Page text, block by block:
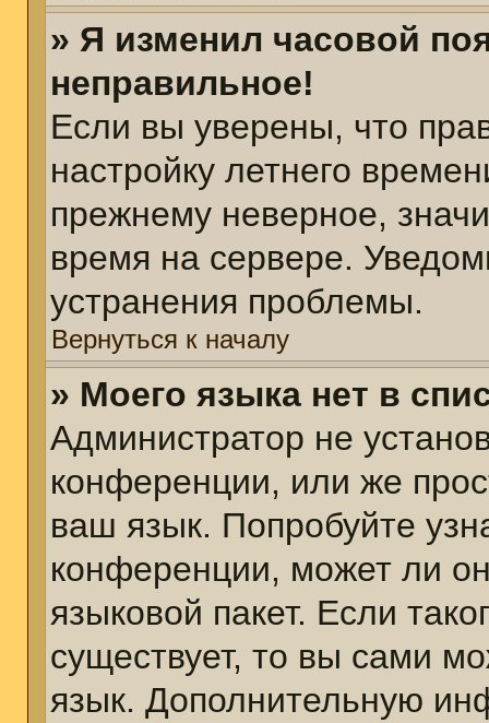
» Я изменил часовой
неправильное!
Если вы уверены, что
настройку летнего
прежнему неверное,
время на сервере.
устранения проблемы.
Вернуться к началу
» Моего языка нет в
Администратор не
конференции, или же
ваш язык. Попробуйте
конференции, может ли
языковой пакет. Если
существует, то вы сами
язык. Дополнительную